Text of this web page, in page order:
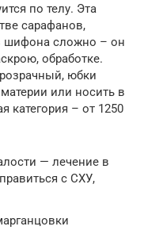
по телу. Эта
сарафанов,
шифона сложно – он
обработке.
юбки
или носить в
категория – от 1250
— лечение в
с СХУ,